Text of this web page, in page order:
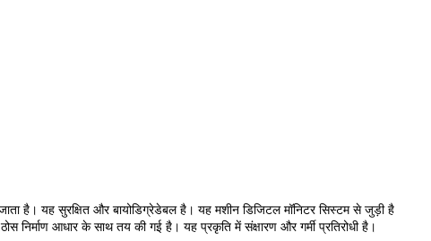
है। यह सुरक्षित और बायोडिग्रेडेबल है। यह मशीन डिजिटल मॉनिटर सिस्टम से जुड़ी है
निर्माण आधार के साथ तय की गई है। यह प्रकृति में संक्षारण और गर्मी प्रतिरोधी है।